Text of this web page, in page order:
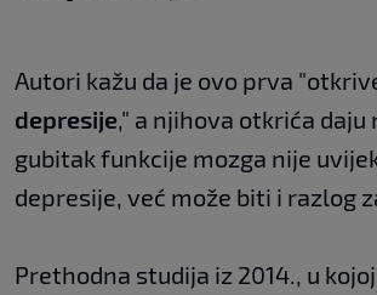
Autori kažu da je ovo prva
depresije ," a njihova otkrića
gubitak funkcije mozga nije
depresije, već može biti i razlog
Prethodna studija iz 2014., u